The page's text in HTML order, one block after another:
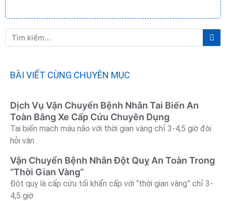
Tìm
kiếm
BÀI VIẾT CÙNG CHUYÊN MỤC
Dịch Vụ Vận Chuyển Bệnh Nhân Tai Biến An
Toàn Bằng Xe Cấp Cứu Chuyên Dụng
Tai biến mạch máu não với thời gian vàng chỉ 3-4,5 giờ đòi
hỏi vận
Vận Chuyển Bệnh Nhân Đột Quỵ An Toàn Trong
“Thời Gian Vàng”
Đột quỵ là cấp cứu tối khẩn cấp với “thời gian vàng” chỉ 3-
4,5 giờ